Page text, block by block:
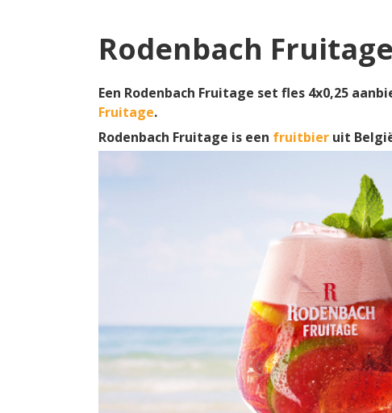
Rodenbach
Een Rodenbach Fruitage set fles 4x0,25
Fruitage.
Rodenbach Fruitage is een fruitbier uit